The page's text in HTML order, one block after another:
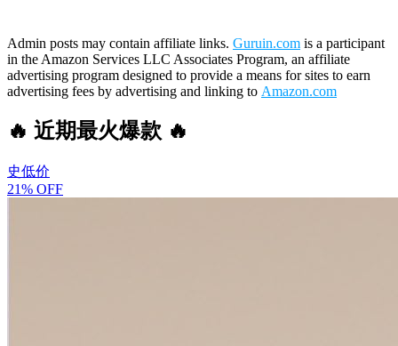
Admin posts may contain affiliate links. Guruin.com is a participant
in the Amazon Services LLC Associates Program, an affiliate
advertising program designed to provide a means for sites to earn
advertising fees by advertising and linking to Amazon.com
🔥 近期最火爆款 🔥
史低价
21% OFF